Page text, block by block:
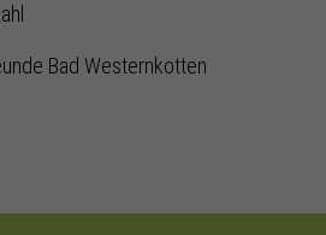
Bad Westernkotten